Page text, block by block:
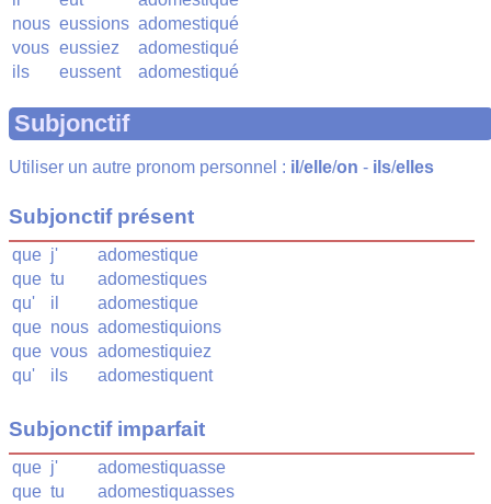
nous eussions adomestiqué
vous eussiez
adomestiqué
ils
eussent adomestiqué
Subjonctif
Utiliser un autre pronom personnel : il /elle/on - ils/elles
Subjonctif présent
que j'
adomestique
que tu
adomestiques
qu'
il
adomestique
que nous adomestiquions
que vous adomestiquiez
qu'
ils adomestiquent
Subjonctif imparfait
que j'
adomestiquasse
que tu
adomestiquasses